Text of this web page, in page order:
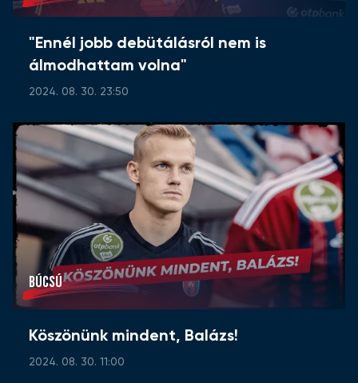
"Ennél jobb debütálásról nem is
álmodhattam volna"
2024. 08. 30. 23:50
BÚCSÚ
Köszönünk mindent, Balázs!
2024. 08. 30. 11:00